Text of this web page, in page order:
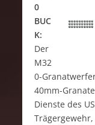
0
BUC
K:
Der
M32
0-
40mm-
Dienste des